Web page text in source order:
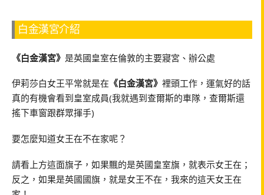
白金漢宮介紹
《白金漢宮》 是英國皇室在倫敦的主要寢宮、辦公處
伊莉莎白女王平常就是在 《白金漢宮》 裡頭工作，運氣好的話
真的有機會看到皇室成員(我就遇到查爾斯的車隊，查爾斯還
搖下車窗跟群眾揮手)
要怎麼知道女王在不在家呢？
請看上方這面旗子，如果飄的是英國皇室旗，就表示女王在；
反之，如果是英國國旗，就是女王不在，我來的這天女王在